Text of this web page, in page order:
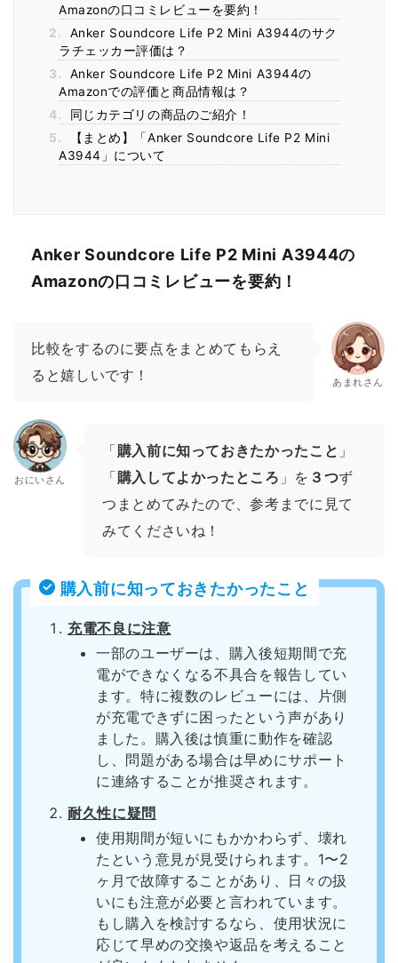
Amazonの口コミレビューを要約！
2.
Anker Soundcore Life P2 Mini A3944のサク
ラチェッカー評価は？
3.
Anker Soundcore Life P2 Mini A3944の
Amazonでの評価と商品情報は？
4.
同じカテゴリの商品のご紹介！
5.
【まとめ】「Anker Soundcore Life P2 Mini
A3944」について
Anker Soundcore Life P2 Mini A3944の
Amazonの口コミレビューを要約！
比較をするのに要点をまとめてもらえ
ると嬉しいです！
あまれさん
おにいさん
「購入前に知っておきたかったこと 」
「購入してよかったところ 」を ３つず
つまとめてみたので、参考までに見て
みてくださいね！
購入前に知っておきたかったこと
充電不良に注意
一部のユーザーは、購入後短期間で充
電ができなくなる不具合を報告してい
ます。特に複数のレビューには、片側
が充電できずに困ったという声があり
ました。購入後は慎重に動作を確認
し、問題がある場合は早めにサポート
に連絡することが推奨されます。
耐久性に疑問
使用期間が短いにもかかわらず、壊れ
たという意見が見受けられます。1〜2
ヶ月で故障することがあり、日々の扱
いにも注意が必要と言われています。
もし購入を検討するなら、使用状況に
応じて早めの交換や返品を考えること